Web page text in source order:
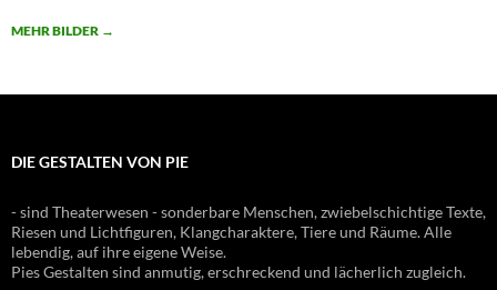
MEHR BILDER →
DIE GESTALTEN VON PIE
- sind Theaterwesen - sonderbare Menschen, zwiebelschichtige Texte,
Riesen und Lichtfiguren, Klangcharaktere, Tiere und Räume. Alle
lebendig, auf ihre eigene Weise.
Pies Gestalten sind anmutig, erschreckend und lächerlich zugleich.